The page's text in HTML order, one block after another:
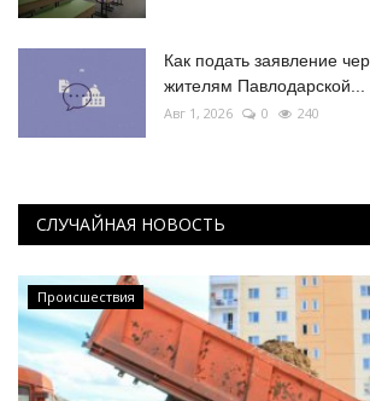
Как подать заявление
жителям Павлодарской...
Авг 1, 2026 0 240
СЛУЧАЙНАЯ НОВОСТЬ
Происшествия